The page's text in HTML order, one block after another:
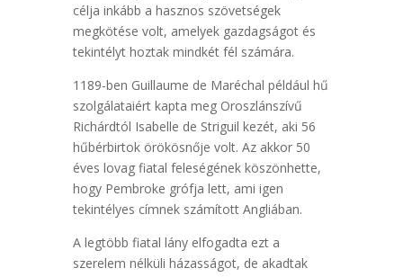
célja inkább a hasznos szövetségek
megkötése volt, amelyek gazdagságot és
tekintélyt hoztak mindkét fél számára.
1189-ben Guillaume de Maréchal például hű
szolgálataiért kapta meg Oroszlánszívű
Richárdtól Isabelle de Striguil kezét, aki 56
hűbérbirtok örökösnője volt. Az akkor 50
éves lovag fiatal feleségének köszönhette,
hogy Pembroke grófja lett, ami igen
tekintélyes címnek számított Angliában.
A legtöbb fiatal lány elfogadta ezt a
szerelem nélküli házasságot, de akadtak